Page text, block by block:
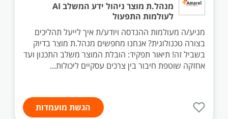
מנהל.ת מוצר ניהול ידע המשלב AI
לעולמות התפעול
מגיע/ה מעולמות ההנדסה ויודע/ת איך לייעל תהליכים
בצורה טכנולוגית? אנחנו מחפשים מנהל.ת מוצר בדיוק
בשביל זה! תיאור תפקיד: הובלת המוצר משלב התכנון ועד
אחזקה שוטפת חיבור בין צרכים עסקיים ליכולות...
הגשת מועמדות